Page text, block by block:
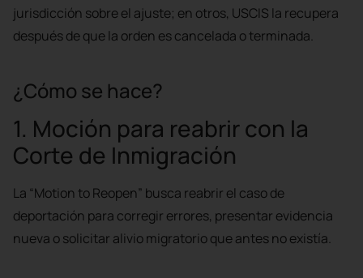
jurisdicción sobre el ajuste; en otros, USCIS la recupera
después de que la orden es cancelada o terminada.
¿Cómo se hace?
1. Moción para reabrir con la
Corte de Inmigración
La “Motion to Reopen” busca reabrir el caso de
deportación para corregir errores, presentar evidencia
nueva o solicitar alivio migratorio que antes no existía.